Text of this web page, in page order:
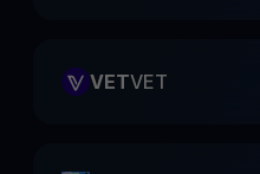
VETVET